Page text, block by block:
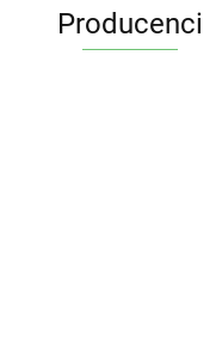
Producenci